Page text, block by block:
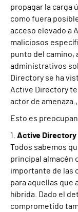
propagar la carga
como fuera
acceso elevado a
maliciosos
punto del camino,
administrativos
Directory se ha
Active Directory
actor de amenaza. ,
Esto es
1. Active Directory
Todos sabemos
principal almacén
importante de las
para aquellas que
híbrida. Dado el
comprometido